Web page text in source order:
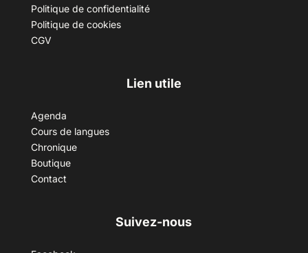
Politique de confidentialité
Politique de cookies
CGV
Lien utile
Agenda
Cours de langues
Chronique
Boutique
Contact
Suivez-nous